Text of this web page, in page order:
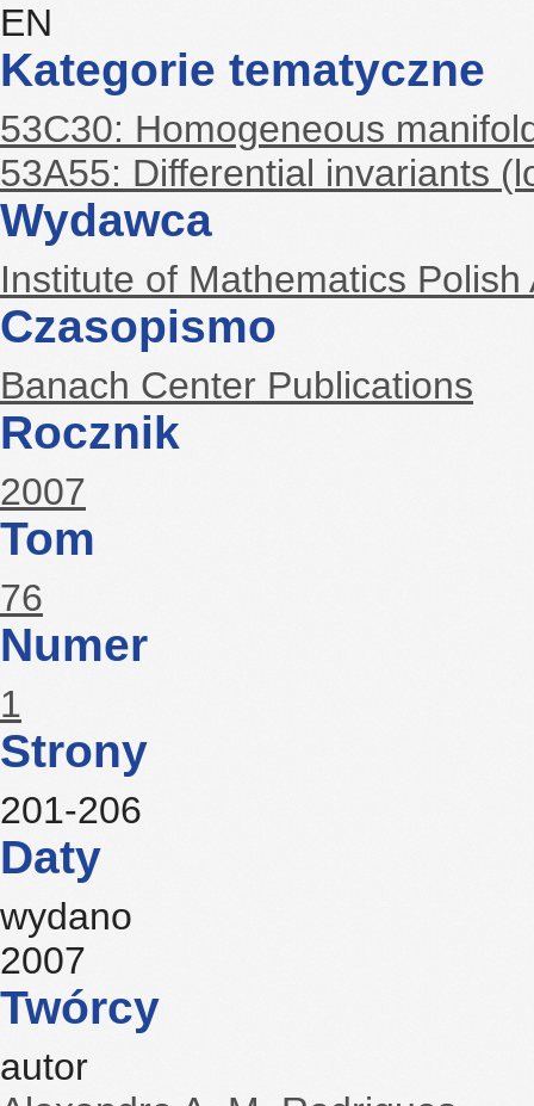
EN
Kategorie tematyczne
53C30: Homogeneous
53A55: Differential invariants
Wydawca
Institute of Mathematics
Czasopismo
Banach Center Publications
Rocznik
2007
Tom
76
Numer
1
Strony
201-206
Daty
wydano
2007
Twórcy
autor